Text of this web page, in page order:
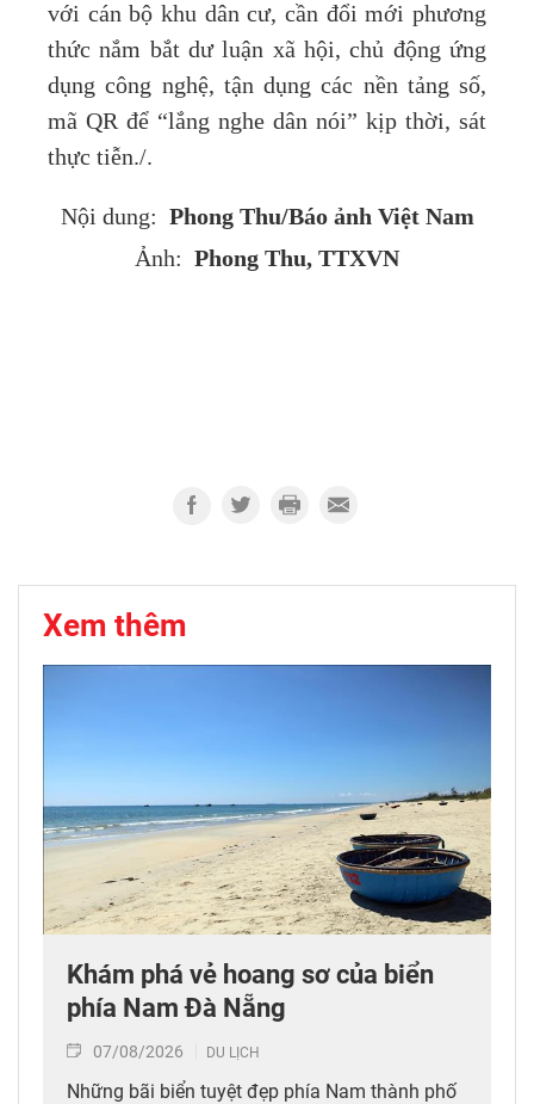
với cán bộ khu dân cư, cần đổi mới phương
thức nắm bắt dư luận xã hội, chủ động ứng
dụng công nghệ, tận dụng các nền tảng số,
mã QR để “lắng nghe dân nói” kịp thời, sát
thực tiễn./.
Nội dung: Phong Thu/Báo ảnh Việt Nam
Ảnh: Phong Thu, TTXVN
Xem thêm
Khám phá vẻ hoang sơ của biển
phía Nam Đà Nẵng
07/08/2026 DU LỊCH
Những bãi biển tuyệt đẹp phía Nam thành phố